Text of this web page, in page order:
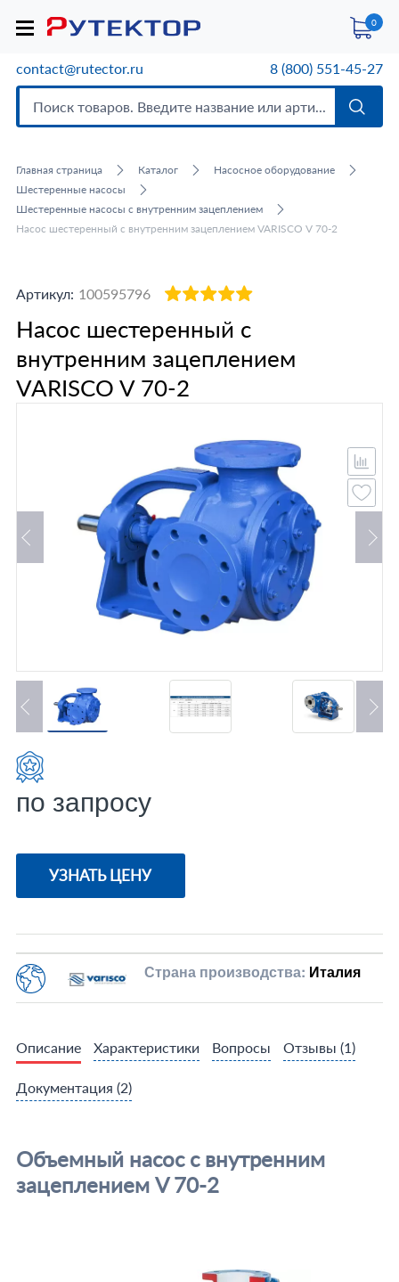
0
contact@rutector.ru 8 (800) 551-45-27
Главная страница Каталог
Насосное оборудование
Шестеренные насосы
Шестеренные насосы с внутренним зацеплением
Насос шестеренный с внутренним зацеплением VARISCO V 70-2
Артикул: 100595796
Насос шестеренный с
внутренним зацеплением
VARISCO V 70-2
по запросу
УЗНАТЬ ЦЕНУ
Страна производства: Италия
Описание Характеристики Вопросы Отзывы (1)
Документация (2)
Объемный насос с внутренним
зацеплением V 70-2